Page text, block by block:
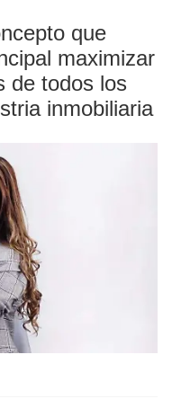
que
maximizar
de todos los
inmobiliaria